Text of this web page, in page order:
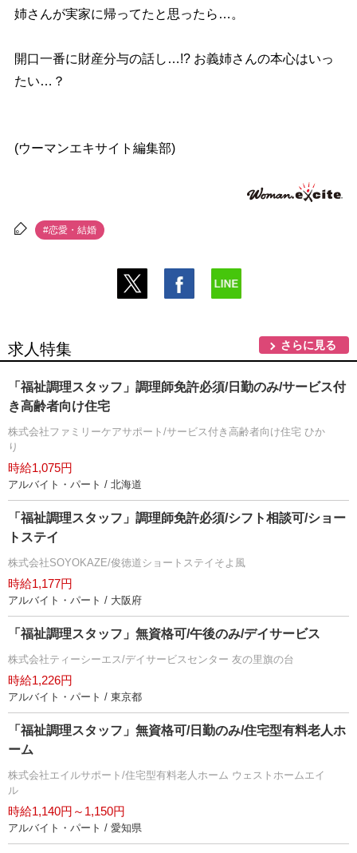
姉さんが実家に帰ってたと思ったら…。
開口一番に財産分与の話し…!? お義姉さんの本心はいっ
たい…？
(ウーマンエキサイト編集部)
#恋愛・結婚
求人特集 さらに見る
「福祉調理スタッフ」調理師免許必須/日勤のみ/サービス付
き高齢者向け住宅
株式会社ファミリーケアサポート/サービス付き高齢者向け住宅 ひか
り
時給1,075円
アルバイト・パート / 北海道
「福祉調理スタッフ」調理師免許必須/シフト相談可/ショー
トステイ
株式会社SOYOKAZE/俊徳道ショートステイそよ風
時給1,177円
アルバイト・パート / 大阪府
「福祉調理スタッフ」無資格可/午後のみ/デイサービス
株式会社ティーシーエス/デイサービスセンター 友の里旗の台
時給1,226円
アルバイト・パート / 東京都
「福祉調理スタッフ」無資格可/日勤のみ/住宅型有料老人ホ
ーム
株式会社エイルサポート/住宅型有料老人ホーム ウェストホームエイ
ル
時給1,140円～1,150円
アルバイト・パート / 愛知県